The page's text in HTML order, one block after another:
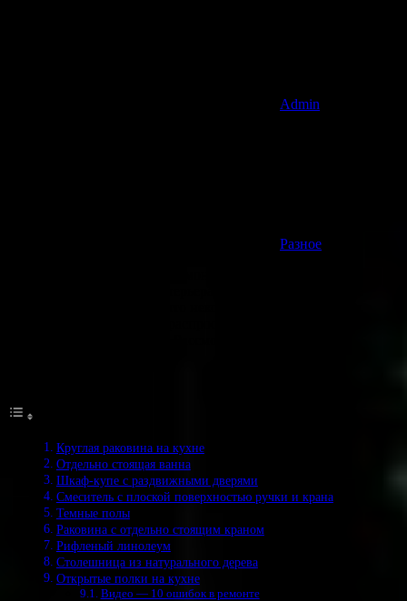
Admin
Разное
Круглая раковина на кухне
Отдельно стоящая ванна
Шкаф-купе с раздвижными дверями
Смеситель с плоской поверхностью ручки и крана
Темные полы
Раковина с отдельно стоящим краном
Рифленый линолеум
Столешница из натурального дерева
Открытые полки на кухне
Видео — 10 ошибок в ремонте